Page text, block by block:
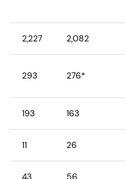
2,227 2,082
293 276*
193 163
11 26
43 56